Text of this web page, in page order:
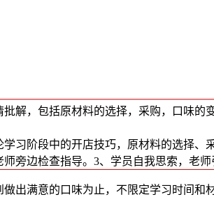
解，包括原材料的选择，采购，口味的
习阶段中的开店技巧，原材料的选择、
旁边检查指导。3、学员自我思索，老
出满意的口味为止，不限定学习时间和材